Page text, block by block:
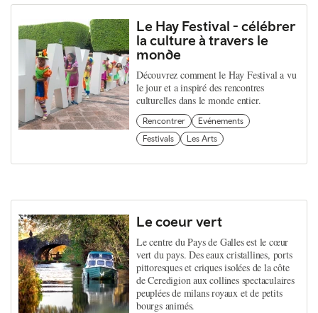
Le Hay Festival - célébrer
la culture à travers le
monde
Découvrez comment le Hay Festival a vu
le jour et a inspiré des rencontres
culturelles dans le monde entier.
Rencontrer
Evénements
Festivals
Les Arts
Le coeur vert
Le centre du Pays de Galles est le cœur
vert du pays. Des eaux cristallines, ports
pittoresques et criques isolées de la côte
de Ceredigion aux collines spectaculaires
peuplées de milans royaux et de petits
bourgs animés.